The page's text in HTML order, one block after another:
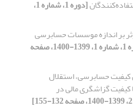
[دوره 1، شماره 1،
بر اندازه موسسات حسابرسی
[دوره 1، شماره 1، 1399-1400، صفحه
کیفیت حسابرسی، استقلال
گزاشگری مالی در